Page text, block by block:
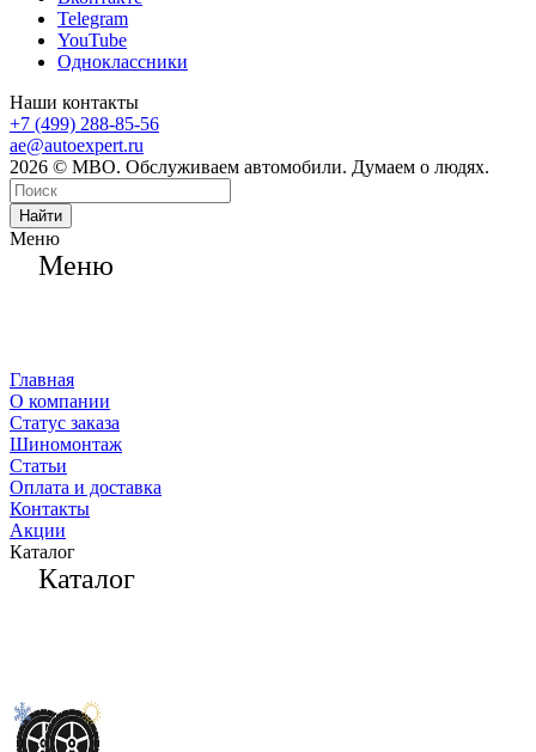
Telegram
YouTube
Одноклассники
Наши контакты
+7 (499) 288-85-56
ae@autoexpert.ru
2026 © МВО. Обслуживаем автомобили. Думаем о людях.
Найти
Меню
Меню
Главная
О компании
Статус заказа
Шиномонтаж
Статьи
Оплата и доставка
Контакты
Акции
Каталог
Каталог